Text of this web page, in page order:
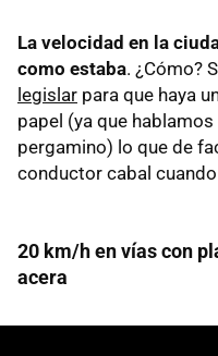
La velocidad en la
como estaba. ¿Cómo?
legislar para que haya
papel (ya que hablamos
pergamino) lo que de
conductor cabal
20 km/h en vías con
acera